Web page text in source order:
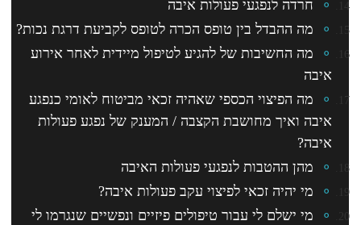
חרדה לנפגעי פעולות איבה
מה ההבדל בין טופס הכרה לטופס לקביעת דרגת נכות?
מה החשיבות של להגיע לטיפול מיידית לאחר אירוע
איבה
מה הפיצוי הכספי שאהיה זכאי מביטוח לאומי כנפגע
איבה ואיך מחושבת הקצבה / המענק של נפגע פעולות
איבה?
מהן ההטבות לנפגעי פעולות האיבה
מי יהיה זכאי לפיצוי עקב פעולות איבה?
מי ישלם לי עבור טיפולים פיזיים ונפשיים שנגרמו לי